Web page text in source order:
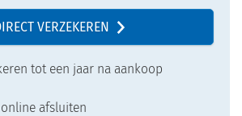
tot een jaar na aankoop
afsluiten
VERZEKEREN